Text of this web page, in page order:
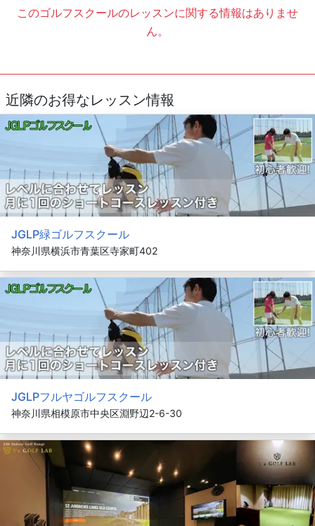
このゴルフスクールのレッスンに関する情報はありませ
ん。
近隣のお得なレッスン情報
JGLP緑ゴルフスクール
神奈川県横浜市青葉区寺家町402
JGLPフルヤゴルフスクール
神奈川県相模原市中央区淵野辺2-6-30